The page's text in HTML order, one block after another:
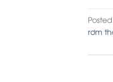
rơm